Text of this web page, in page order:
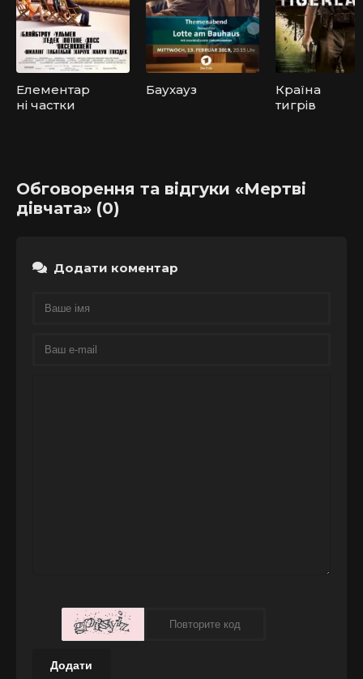
Елементар
ні частки
Баухауз
Країна
тигрів
Обговорення та відгуки «Мертві
дівчата» (0)
Додати коментар
Додати